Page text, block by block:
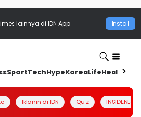
lainnya di IDN App Install
SportTechHypeKoreaLifeHealth
Iklanin di IDN Quiz INSIDENESIA